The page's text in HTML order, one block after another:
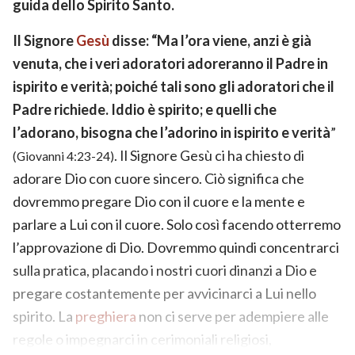
guida dello Spirito Santo.
Il SignoreGesù disse: “Ma l’ora viene, anzi è già
venuta, che i veri adoratori adoreranno il Padre in
ispirito e verità; poiché tali sono gli adoratori che il
Padre richiede. Iddio è spirito; e quelli che
l’adorano, bisogna che l’adorino in ispirito e verità”
(Giovanni 4:23-24). Il Signore Gesù ci ha chiesto di
adorare Dio con cuore sincero. Ciò significa che
dovremmo pregare Dio con il cuore e la mente e
parlare a Lui con il cuore. Solo così facendo otterremo
l’approvazione di Dio. Dovremmo quindi concentrarci
sulla pratica, placando i nostri cuori dinanzi a Dio e
pregare costantemente per avvicinarci a Lui nello
spirito. La preghiera non ci serve per adempiere alle
regole o impegnarci in cerimoniali religiosi,